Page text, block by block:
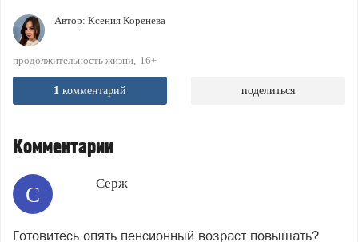
Автор: Ксения Коренева
продолжительность жизни 16+
1 комментарий поделиться
Комментарии
С Серж
Готовитесь опять пенсионный возраст повышать?